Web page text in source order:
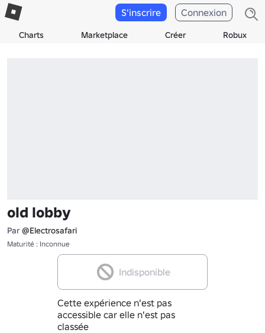
Charts Marketplace Créer Robux
S'inscrire Connexion
old lobby
Par @Electrosafari
Maturité : Inconnue
Indisponible
Cette expérience n'est pas
accessible car elle n'est pas
classée